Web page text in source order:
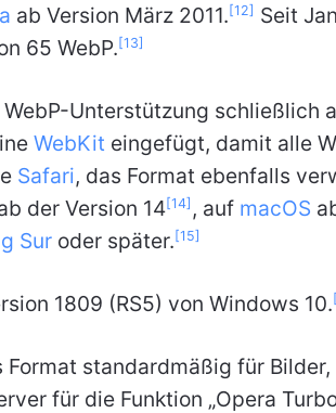
ab Version März 2011.[12] Seit
65 WebP.[13]
Unterstützung schließlich
WebKit eingefügt, damit alle
Safari, das Format ebenfalls
der Version 14[14] , auf macOS
Suroder später.[15]
1809 (RS5) von Windows 10.
standardmäßig für Bilder,
für die Funktion „Opera